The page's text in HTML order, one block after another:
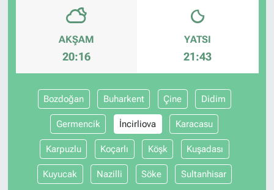
AKŞAM
20:16
YATSI
21:43
Bozdoğan Buharkent Çine Didim
Germencik İncirliova Karacasu
Karpuzlu Koçarlı Köşk Kuşadası
Kuyucak Nazilli Söke Sultanhisar